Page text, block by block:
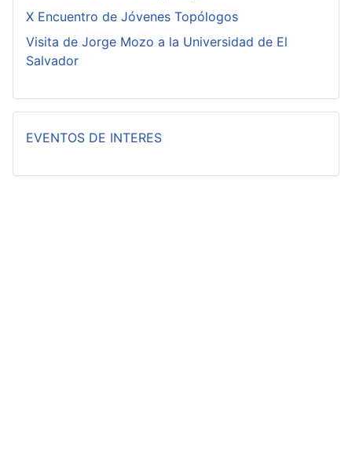
X Encuentro de Jóvenes Topólogos
Visita de Jorge Mozo a la Universidad de El
Salvador
EVENTOS DE INTERES